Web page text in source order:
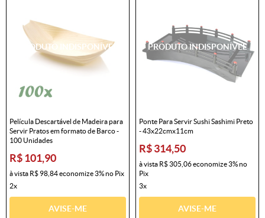
Película Descartável de Madeira para
Servir Pratos em formato de Barco -
100 Unidades
R$ 101,90
à vista R$ 98,84economize3%no Pix
2x
AVISE-ME
Ponte Para Servir Sushi Sashimi Preto
- 43x22cmx11cm
R$ 314,50
à vista R$ 305,06economize3%no
Pix
3x
AVISE-ME